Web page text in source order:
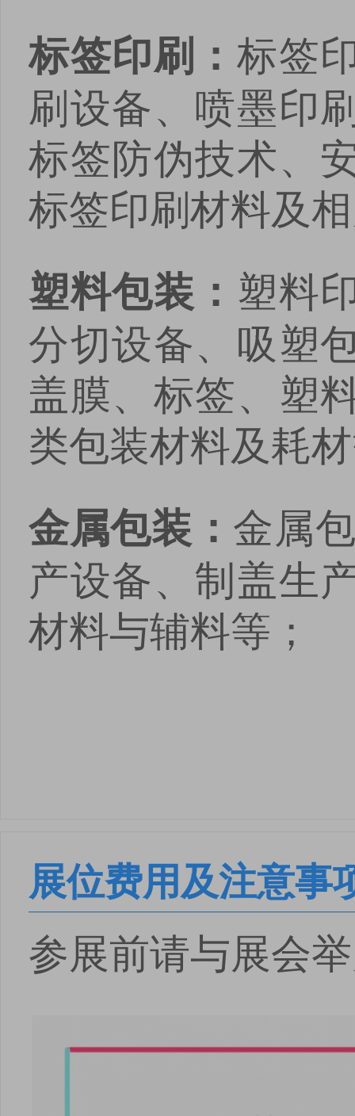
标签印刷： 标签
刷设备、喷墨印
标签防伪技术、
标签印刷材料及
塑料包装： 塑料
分切设备、吸塑
盖膜、标签、塑
类包装材料及耗
金属包装： 金属
产设备、制盖生
材料与辅料等；
展位费用及注意事
参展前请与展会
点击
安卓版下载
点击
iOS版下载